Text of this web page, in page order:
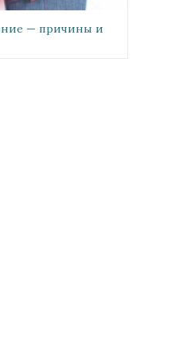
— причины и